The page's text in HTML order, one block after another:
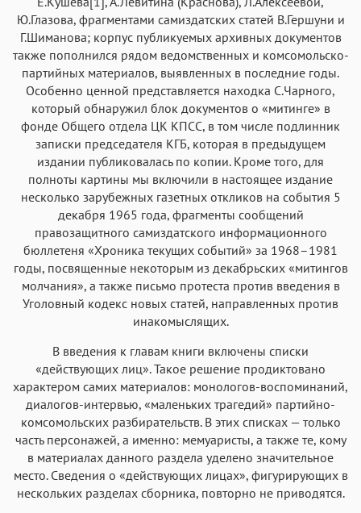
Ю.Глазова, фрагментами самиздатских статей В.Гершуни и
Г.Шиманова; корпус публикуемых архивных документов
также пополнился рядом ведомственных и комсомольско-
партийных материалов, выявленных в последние годы.
Особенно ценной представляется находка С.Чарного,
который обнаружил блок документов о «митинге» в
фонде Общего отдела ЦК КПСС, в том числе подлинник
записки председателя КГБ, которая в предыдущем
издании публиковалась по копии. Кроме того, для
полноты картины мы включили в настоящее издание
несколько зарубежных газетных откликов на события 5
декабря 1965 года, фрагменты сообщений
правозащитного самиздатского информационного
бюллетеня «Хроника текущих событий» за 1968–1981
годы, посвященные некоторым из декабрьских «митингов
молчания», а также письмо протеста против введения в
Уголовный кодекс новых статей, направленных против
инакомыслящих.
В введения к главам книги включены списки
«действующих лиц». Такое решение продиктовано
характером самих материалов: монологов-воспоминаний,
диалогов-интервью, «маленьких трагедий» партийно-
комсомольских разбирательств. В этих списках — только
часть персонажей, а именно: мемуаристы, а также те, кому
в материалах данного раздела уделено значительное
место. Сведения о «действующих лицах», фигурирующих в
нескольких разделах сборника, повторно не приводятся.